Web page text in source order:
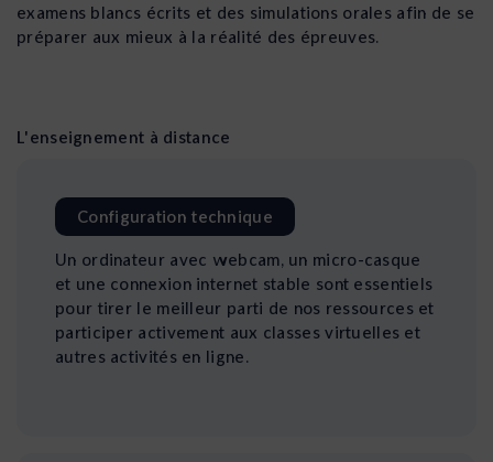
examens blancs écrits et des simulations orales afin de se
préparer aux mieux à la réalité des épreuves.
L'enseignement à distance
Configuration technique
Un ordinateur avec webcam, un micro-casque
et une connexion internet stable sont essentiels
pour tirer le meilleur parti de nos ressources et
participer activement aux classes virtuelles et
autres activités en ligne.